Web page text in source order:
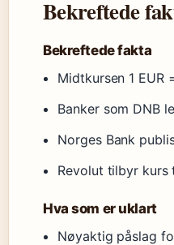
Bekreftede
Bekreftede fakta
Midtkursen 1 EUR
Banker som DNB
Norges Bank
Revolut tilbyr kurs
Hva som er uklart
Nøyaktig påslag